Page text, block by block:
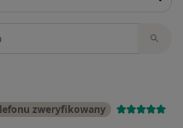
zweryfikowany